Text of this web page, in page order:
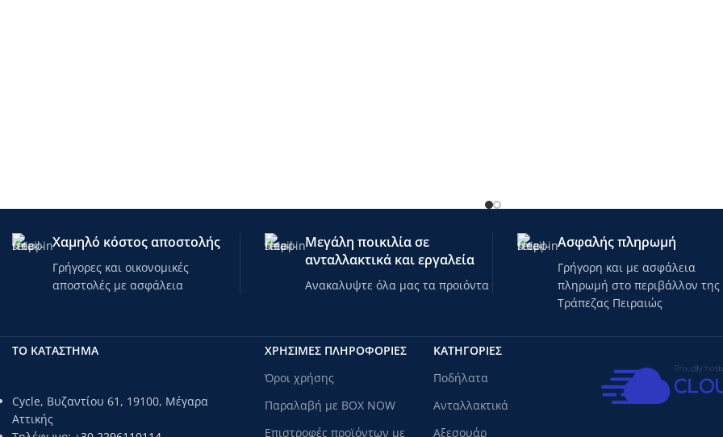
Χαμηλό κόστος αποστολής
Γρήγορες και οικονομικές
αποστολές με ασφάλεια
Μεγάλη ποικιλία σε
ανταλλακτικά και εργαλεία
Ανακαλυψτε όλα μας τα προιόντα
Ασφαλής πληρωμή
Γρήγορη και με ασφάλεια
πληρωμή στο περιβάλλον της
Τράπεζας Πειραιώς
ΤΟ ΚΑΤΑΣΤΗΜΑ
Cycle, Βυζαντίου 61, 19100, Μέγαρα
Αττικής
ΧΡΗΣΙΜΕΣ ΠΛΗΡΟΦΟΡΙΕΣ
Όροι χρήσης
Παραλαβή με BOX NOW
Επιστροφές προϊόντων με
ΚΑΤΗΓΟΡΊΕΣ
Ποδήλατα
Ανταλλακτικά
Αξεσουάρ